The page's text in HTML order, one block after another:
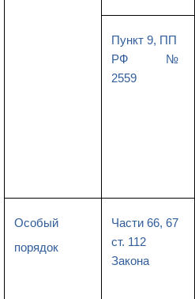
Пункт 9, ПП
РФ №
2559
Особый
порядок
Части 66, 67
ст. 112
Закона